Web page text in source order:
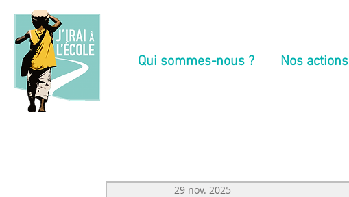
Qui sommes-nous ? Nos actions
29 nov. 2025